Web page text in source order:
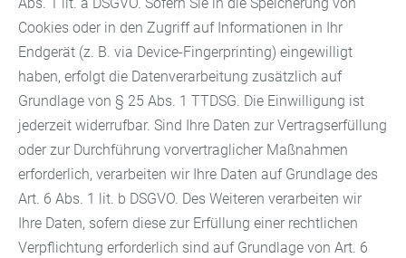
Abs. 1 lit. a DSGVO. Sofern Sie in die Speicherung von
Cookies oder in den Zugriff auf Informationen in Ihr
Endgerät (z. B. via Device-Fingerprinting) eingewilligt
haben, erfolgt die Datenverarbeitung zusätzlich auf
Grundlage von § 25 Abs. 1 TTDSG. Die Einwilligung ist
jederzeit widerrufbar. Sind Ihre Daten zur Vertragserfüllung
oder zur Durchführung vorvertraglicher Maßnahmen
erforderlich, verarbeiten wir Ihre Daten auf Grundlage des
Art. 6 Abs. 1 lit. b DSGVO. Des Weiteren verarbeiten wir
Ihre Daten, sofern diese zur Erfüllung einer rechtlichen
Verpflichtung erforderlich sind auf Grundlage von Art. 6